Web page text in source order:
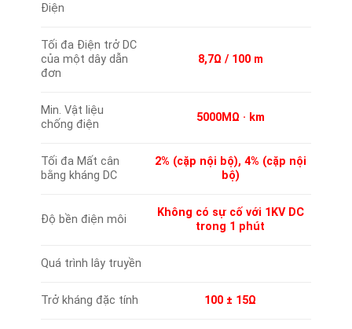
Điện
Tối đa Điện trở DC
của một dây dẫn
đơn
8,7Ω / 100 m
Min. Vật liệu
chống điện
5000MΩ · km
Tối đa Mất cân
bằng kháng DC
2% (cặp nội bộ), 4% (cặp nội
bộ)
Độ bền điện môi
Không có sự cố với 1KV DC
trong 1 phút
Quá trình lây truyền
Trở kháng đặc tính 100 ± 15Ω